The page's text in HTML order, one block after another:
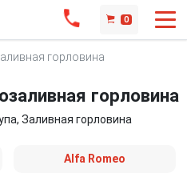
0
горловина
горловина
Заливная горловина
Alfa Romeo